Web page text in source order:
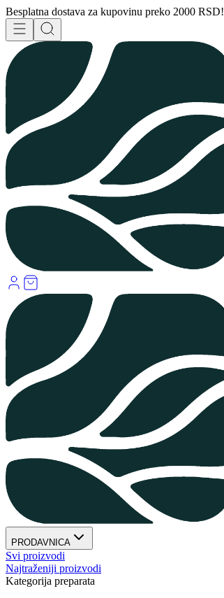
Besplatna dostava za kupovinu preko 2000 RSD!
PRODAVNICA
Svi proizvodi
Najtraženiji proizvodi
Kategorija preparata